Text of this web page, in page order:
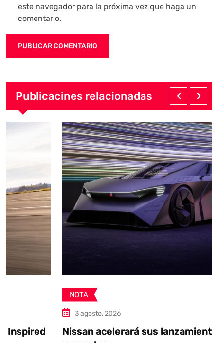
este navegador para la próxima vez que haga un
comentario.
Publicacines relacionadas
3 agosto, 2026
Nissan acelerará sus lanzamientos, si es